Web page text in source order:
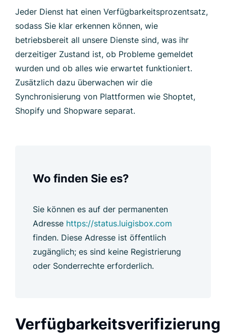
Jeder Dienst hat einen Verfügbarkeitsprozentsatz,
sodass Sie klar erkennen können, wie
betriebsbereit all unsere Dienste sind, was ihr
derzeitiger Zustand ist, ob Probleme gemeldet
wurden und ob alles wie erwartet funktioniert.
Zusätzlich dazu überwachen wir die
Synchronisierung von Plattformen wie Shoptet,
Shopify und Shopware separat.
Wo finden Sie es?
Sie können es auf der permanenten
Adresse https://status.luigisbox.com
finden. Diese Adresse ist öffentlich
zugänglich; es sind keine Registrierung
oder Sonderrechte erforderlich.
Verfügbarkeitsverifizierung